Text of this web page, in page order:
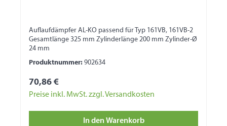
Auflaufdämpfer AL-KO passend für Typ 161VB, 161VB-2
Gesamtlänge 325 mm Zylinderlänge 200 mm Zylinder-Ø
24 mm
Produktnummer: 902634
70,86 €
Preise inkl. MwSt. zzgl. Versandkosten
In den Warenkorb